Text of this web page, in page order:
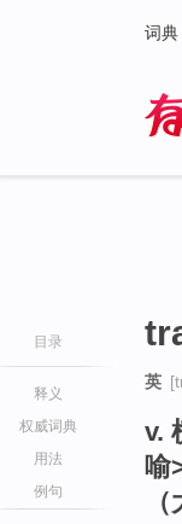
词典
目录
释义
权威词典
用法
例句
英
v.
喻